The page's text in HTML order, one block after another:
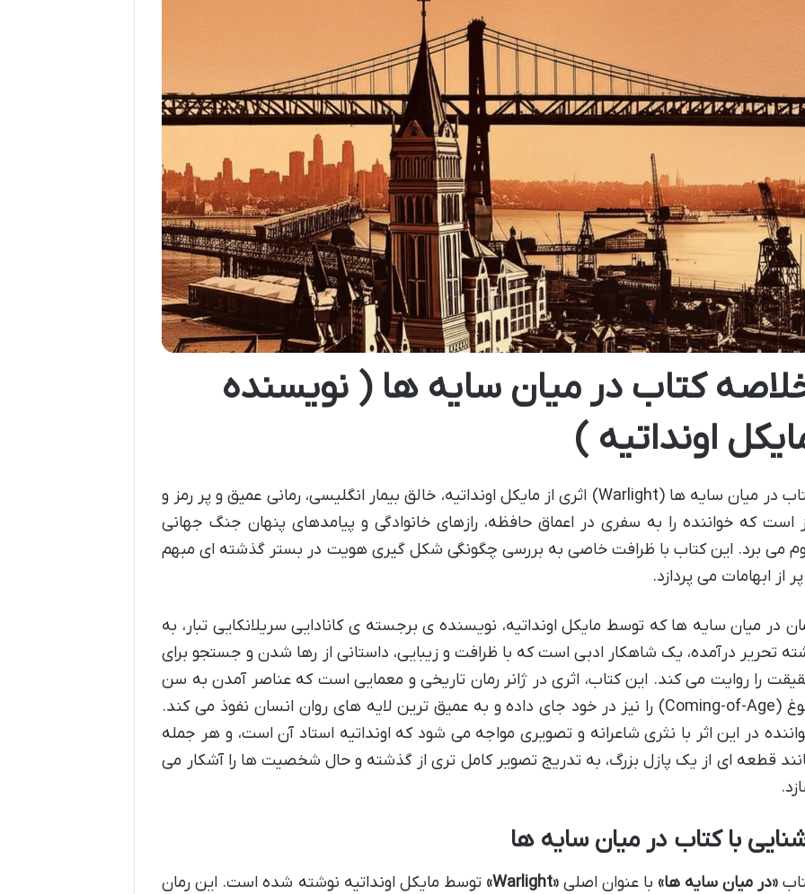
کتاب در میان سایه ها ( نویسنده
اونداتیه )
کتاب در میان سایه ها (Warlight) اثری از مایکل اونداتیه، خالق بیمار انگلیسی، رمانی عمیق و پر رمز و
است که خواننده را به سفری در اعماق حافظه، رازهای خانوادگی و پیامدهای پنهان جنگ جهانی
می برد. این کتاب با ظرافت خاصی به بررسی چگونگی شکل گیری هویت در بستر گذشته ای مبهم
از ابهامات می پردازد.
در میان سایه ها که توسط مایکل اونداتیه، نویسنده ی برجسته ی کانادایی سریلانکایی تبار، به
تحریر درآمده، یک شاهکار ادبی است که با ظرافت و زیبایی، داستانی از رها شدن و جستجو برای
را روایت می کند. این کتاب، اثری در ژانر رمان تاریخی و معمایی است که عناصر آمدن به سن
بلوغ (Coming-of-Age) را نیز در خود جای داده و به عمیق ترین لایه های روان انسان نفوذ می کند.
در این اثر با نثری شاعرانه و تصویری مواجه می شود که اونداتیه استاد آن است، و هر جمله
قطعه ای از یک پازل بزرگ، به تدریج تصویر کامل تری از گذشته و حال شخصیت ها را آشکار می
با کتاب در میان سایه ها
«در میان سایه ها» با عنوان اصلی«Warlight»
توسط مایکل اونداتیه نوشته شده است. این رمان